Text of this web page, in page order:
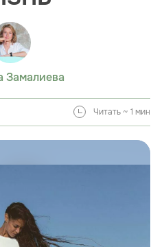
Замалиева
Читать ~ 1 мин